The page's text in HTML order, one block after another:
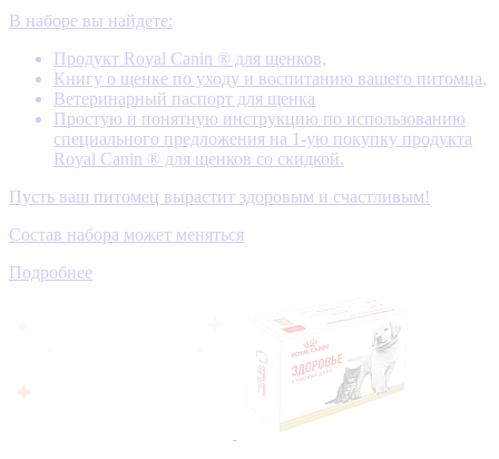
В наборе вы найдете:
Продукт Royal Canin ® для щенков,
Книгу о щенке по уходу и воспитанию вашего питомца,
Ветеринарный паспорт для щенка
Простую и понятную инструкцию по использованию
специального предложения на 1-ую покупку продукта
Royal Canin ® для щенков со скидкой.
Пусть ваш питомец вырастит здоровым и счастливым!
Состав набора может меняться
Подробнее